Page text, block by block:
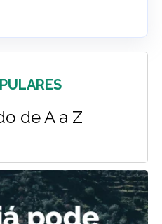
de A a Z